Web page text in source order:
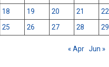
18
19 20 21 22
25
26 27 28 29
« Apr Jun »